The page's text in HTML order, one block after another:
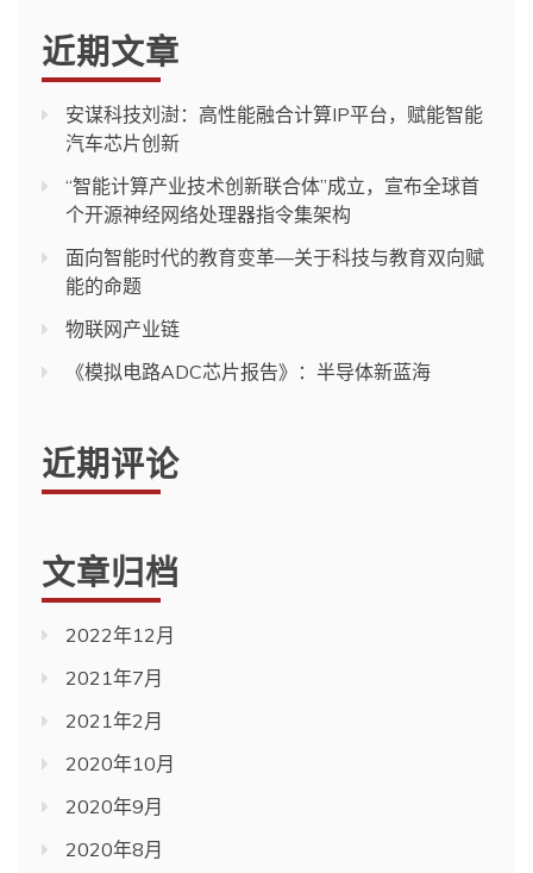
近期文章
安谋科技刘澍：高性能融合计算IP平台，赋能智能
汽车芯片创新
“智能计算产业技术创新联合体”成立，宣布全球首
个开源神经网络处理器指令集架构
面向智能时代的教育变革—关于科技与教育双向赋
能的命题
物联网产业链
《模拟电路ADC芯片报告》：半导体新蓝海
近期评论
文章归档
2022年12月
2021年7月
2021年2月
2020年10月
2020年9月
2020年8月